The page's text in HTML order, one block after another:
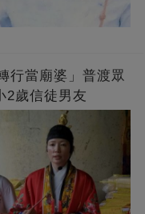
行當廟婆」普渡眾
2歲信徒男友